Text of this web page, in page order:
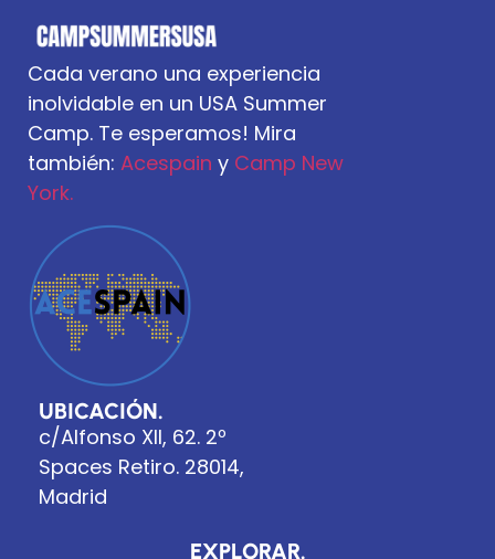
Cada verano una experiencia
inolvidable en un USA Summer
Camp. Te esperamos! Mira
también: Acespain y Camp New
York.
UBICACIÓN.
c/Alfonso XII, 62. 2º
Spaces Retiro. 28014,
Madrid
EXPLORAR.